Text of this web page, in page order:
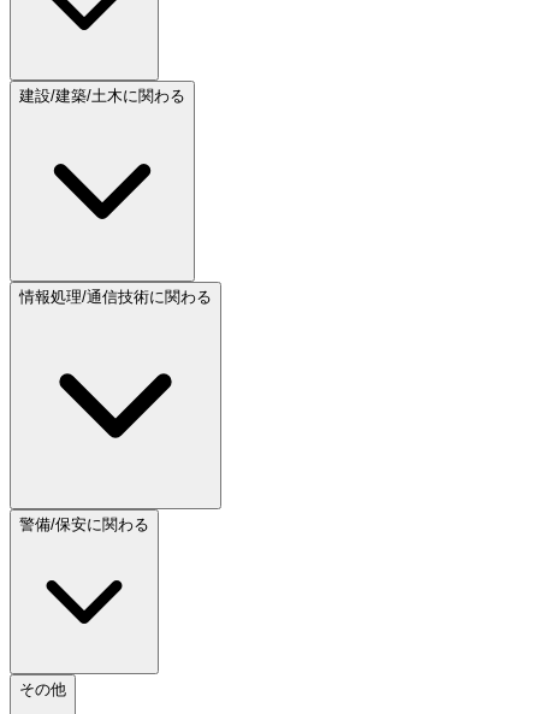
建設/建築/土木に関わる
情報処理/通信技術に関わる
警備/保安に関わる
その他